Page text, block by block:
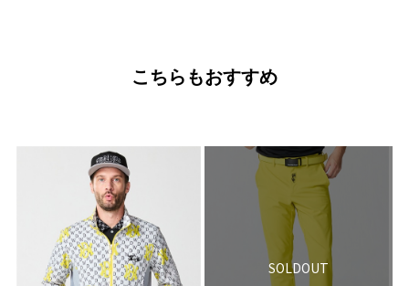
こちらもおすすめ
SOLDOUT